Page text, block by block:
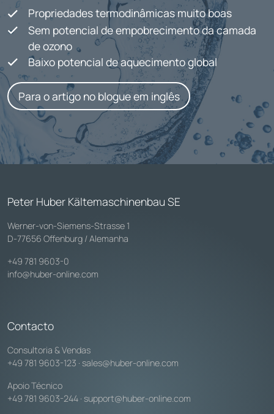
Propriedades termodinâmicas muito boas
Sem potencial de empobrecimento da camada
de ozono
Baixo potencial de aquecimento global
Para o artigo no blogue em inglês
Peter Huber Kältemaschinenbau SE
Werner-von-Siemens-Strasse 1
D-77656 Offenburg / Alemanha
+49 781 9603-0
info@huber-online.com
Contacto
Consultoria & Vendas
+49 781 9603-123 · sales@huber-online.com
Apoio Técnico
+49 781 9603-244 · support@huber-online.com